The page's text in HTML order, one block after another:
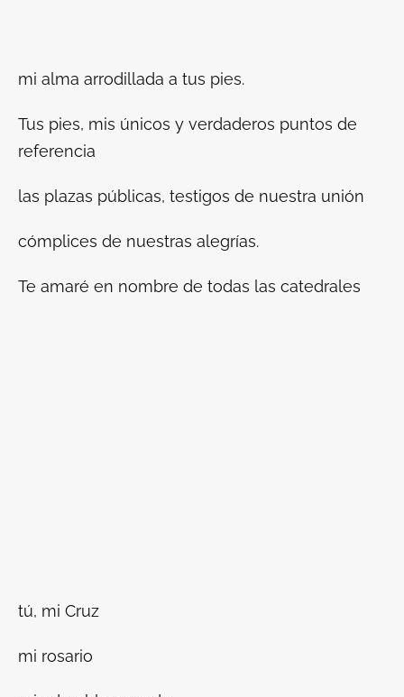
mi alma arrodillada a tus pies.
Tus pies, mis únicos y verdaderos puntos de
referencia
las plazas públicas, testigos de nuestra unión
cómplices de nuestras alegrías.
Te amaré en nombre de todas las catedrales
tú, mi Cruz
mi rosario